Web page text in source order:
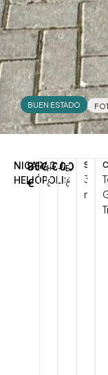
BUEN ESTADO
NICARAGUA,
HELIÓPOLIS
850.000
€
HAB.
8
BAÑOS
8
SUP.
388
m